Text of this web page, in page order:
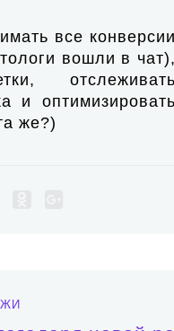
все
вошли в
и
же?)